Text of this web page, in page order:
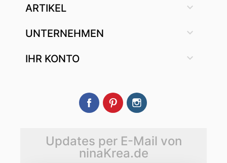
ARTIKEL 
UNTERNEHMEN 
IHR KONTO 
FacebookPinterest
Updates per E-Mail von
ninaKrea.de